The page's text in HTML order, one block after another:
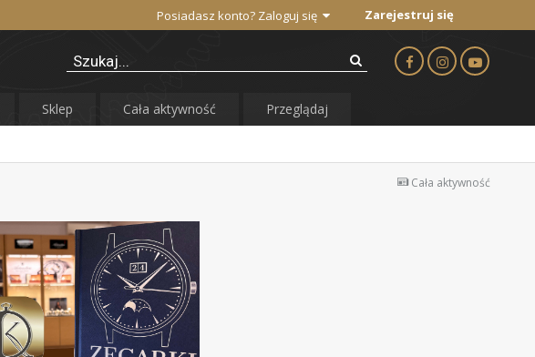
Posiadasz konto? Zaloguj się Zarejestruj się
Sklep Cała aktywność Przeglądaj
Cała aktywność